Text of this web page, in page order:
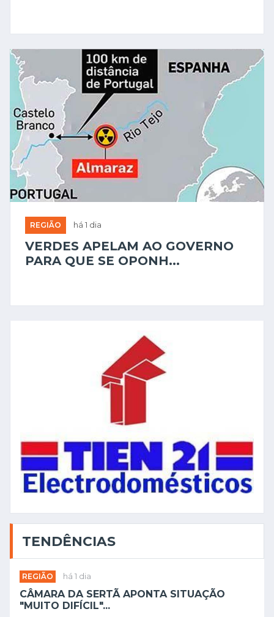
REGIÃO há 1 dia
VERDES APELAM AO GOVERNO
PARA QUE SE OPONH...
TENDÊNCIAS
REGIÃO há 1 dia
CÂMARA DA SERTÃ APONTA SITUAÇÃO
"MUITO DIFÍCIL"...